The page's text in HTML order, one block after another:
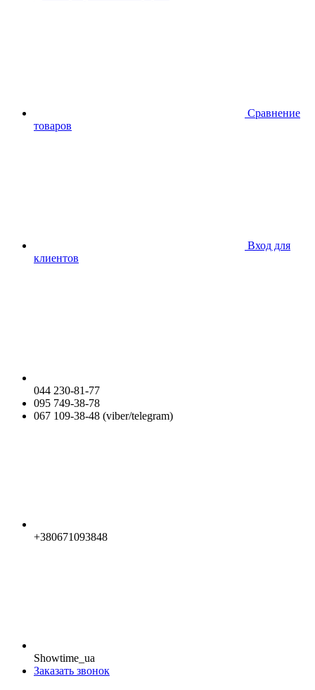
Сравнение
товаров
Вход для
клиентов
044 230-81-77
095 749-38-78
067 109-38-48 (viber/telegram)
+380671093848
Showtime_ua
Заказать звонок